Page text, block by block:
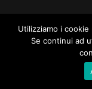
Utilizziamo i
Se continui ad